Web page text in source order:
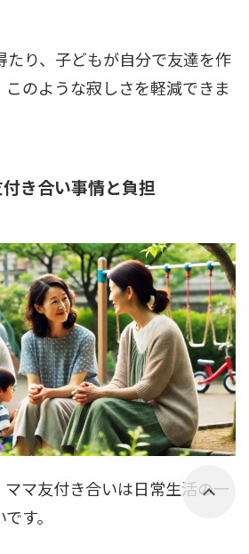
たり、子どもが自分で友達を作
このような寂しさを軽減できま
き合い事情と負担
マ友付き合いは日常生活の一
す。